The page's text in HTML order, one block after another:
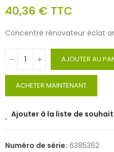
40,36 € TTC
Concentré rénovateur éclat
AJOUTER AU
ACHETER MAINTENANT
Ajouter à la liste de
Numéro de série: 6385362